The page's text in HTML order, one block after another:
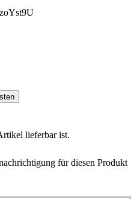
lieferbar ist.
für diesen Produkt